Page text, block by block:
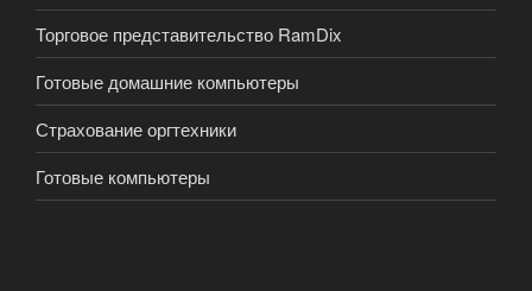
Торговое представительство RamDix
Готовые домашние компьютеры
Страхование оргтехники
Готовые компьютеры